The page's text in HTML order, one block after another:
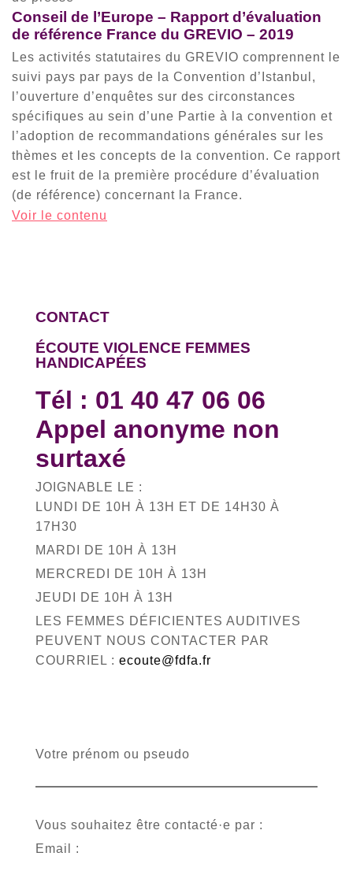
Conseil de l’Europe – Rapport d’évaluation
de référence France du GREVIO – 2019
Les activités statutaires du GREVIO comprennent le
suivi pays par pays de la Convention d’Istanbul,
l’ouverture d’enquêtes sur des circonstances
spécifiques au sein d’une Partie à la convention et
l’adoption de recommandations générales sur les
thèmes et les concepts de la convention. Ce rapport
est le fruit de la première procédure d’évaluation
(de référence) concernant la France.
Voir le contenu
CONTACT
ÉCOUTE VIOLENCE FEMMES
HANDICAPÉES
Tél : 01 40 47 06 06
Appel anonyme non
surtaxé
JOIGNABLE LE :
LUNDI DE 10H À 13H ET DE 14H30 À
17H30
MARDI DE 10H À 13H
MERCREDI DE 10H À 13H
JEUDI DE 10H À 13H
LES FEMMES DÉFICIENTES AUDITIVES
PEUVENT NOUS CONTACTER PAR
COURRIEL : ecoute@fdfa.fr
Votre prénom ou pseudo
Vous souhaitez être contacté·e par :
Email :